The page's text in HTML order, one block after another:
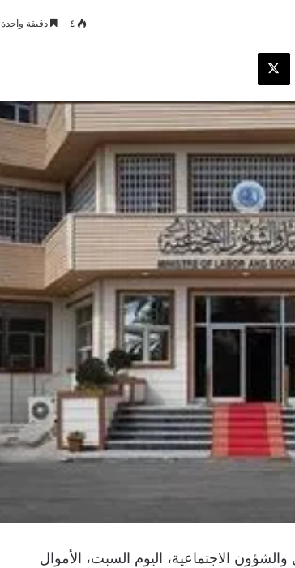
٤ دقيقة واحدة
X
الاجتماعية، اليوم السبت، الأموال